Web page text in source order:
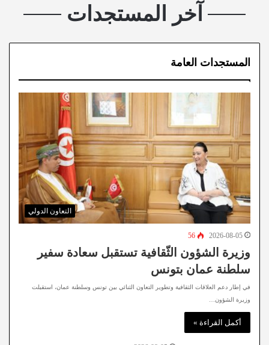
آخر المستجدات
المستجدات العامة
التعاون الدولي
2026-08-05
56
وزيرة الشؤون الثّقافية تستقبل سعادة سفير
سلطنة عمان بتونس
في إطار دعم العلاقات الثقافية وتطوير التعاون الثنائي بين تونس وسلطنة عمان، استقبلت
وزيرة الشؤون…
أكمل القراءة »